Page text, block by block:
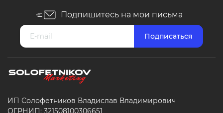
Подпишитесь на мои письма
ИП Солофетников Владислав Владимирович
ОГРНИП: 321508100306651